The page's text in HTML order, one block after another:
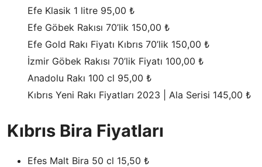
Efe Klasik 1 litre 95,00 ₺
Efe Göbek Rakısı 70’lik 150,00 ₺
Efe Gold Rakı Fiyatı Kıbrıs 70’lik 150,00 ₺
İzmir Göbek Rakısı 70’lik Fiyatı 100,00 ₺
Anadolu Rakı 100 cl 95,00 ₺
Kıbrıs Yeni Rakı Fiyatları 2023 | Ala Serisi 145,00 ₺
Kıbrıs Bira Fiyatları
Efes Malt Bira 50 cl 15,50 ₺